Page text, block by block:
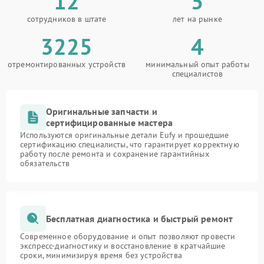
сотрудников в штате лет на рынке
3225
отремонтированных устройств
4
минимальный опыт работы
специалистов
Оригинальные запчасти и
сертифицированные мастера
Используются оригинальные детали Eufy и прошедшие
сертификацию специалисты, что гарантирует корректную
работу после ремонта и сохранение гарантийных
обязательств
Бесплатная диагностика и быстрый ремонт
Современное оборудование и опыт позволяют провести
экспресс-диагностику и восстановление в кратчайшие
сроки, минимизируя время без устройства